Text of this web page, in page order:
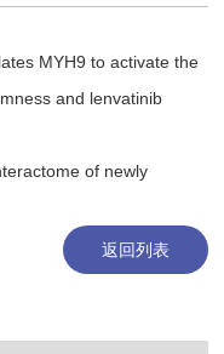
MYH9 to activate the
and lenvatinib
of newly
返回列表